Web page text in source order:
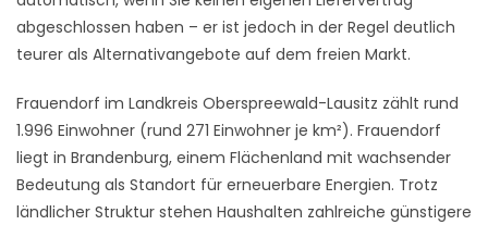
abgeschlossen haben – er ist jedoch in der Regel deutlich
teurer als Alternativangebote auf dem freien Markt.
Frauendorf im Landkreis Oberspreewald-Lausitz zählt rund
1.996 Einwohner (rund 271 Einwohner je km²). Frauendorf
liegt in Brandenburg, einem Flächenland mit wachsender
Bedeutung als Standort für erneuerbare Energien. Trotz
ländlicher Struktur stehen Haushalten zahlreiche günstigere